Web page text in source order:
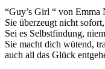
“Guy’s Girl “ von Emma
Sie überzeugt nicht
Sei es Selbstfindung,
Sie macht dich wütend,
auch all das Glück